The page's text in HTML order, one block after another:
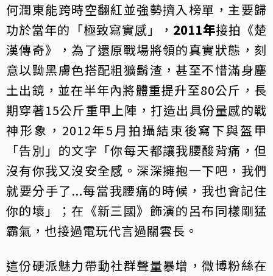
何潤東能跨時空翻紅並強勢擠入榜單，主要歸
功於當年的「極致寫實感」， 2011年接拍《楚
漢傳奇》，為了還原戰場將領的真實狀態，刻
意以黝黑膚色搭配粗獷鬍渣，甚至不惜滿身塵
土出鏡，並在半年內將體重提升至80公斤，長
期穿著15公斤重甲上陣，打造出具份量感的戰
神形象，2012年5月拍攝結束後寫下與盔甲
「告別」的文字「你每天都讓我腰酸背痛，但
沒有你我又沒安全感。深深擁抱一下吧，我們
就要分手了...每當我腰痛的時候，我也會記住
你的壞」；在《新三國》飾演的呂布同樣剛猛
霸氣，也接過電玩代言過關雲長。
這份硬派魅力帶動社群聲量暴增，微博粉絲在